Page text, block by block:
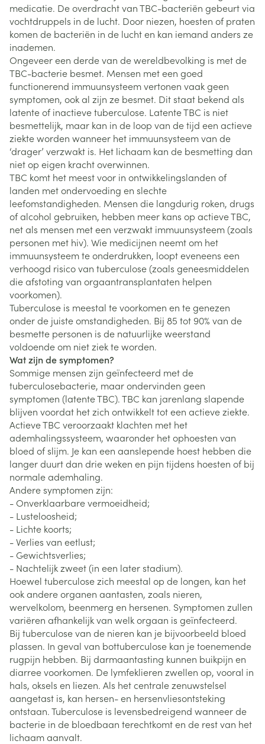
medicatie. De overdracht van TBC-bacteriën gebeurt via
vochtdruppels in de lucht. Door niezen, hoesten of praten
komen de bacteriën in de lucht en kan iemand anders ze
inademen.
Ongeveer een derde van de wereldbevolking is met de
TBC-bacterie besmet. Mensen met een goed
functionerend immuunsysteem vertonen vaak geen
symptomen, ook al zijn ze besmet. Dit staat bekend als
latente of inactieve tuberculose. Latente TBC is niet
besmettelijk, maar kan in de loop van de tijd een actieve
ziekte worden wanneer het immuunsysteem van de
‘drager’ verzwakt is. Het lichaam kan de besmetting dan
niet op eigen kracht overwinnen.
TBC komt het meest voor in ontwikkelingslanden of
landen met ondervoeding en slechte
leefomstandigheden. Mensen die langdurig roken, drugs
of alcohol gebruiken, hebben meer kans op actieve TBC,
net als mensen met een verzwakt immuunsysteem (zoals
personen met hiv). Wie medicijnen neemt om het
immuunsysteem te onderdrukken, loopt eveneens een
verhoogd risico van tuberculose (zoals geneesmiddelen
die afstoting van orgaantransplantaten helpen
voorkomen).
Tuberculose is meestal te voorkomen en te genezen
onder de juiste omstandigheden. Bij 85 tot 90% van de
besmette personen is de natuurlijke weerstand
voldoende om niet ziek te worden.
Wat zijn de symptomen?
Sommige mensen zijn geïnfecteerd met de
tuberculosebacterie, maar ondervinden geen
symptomen (latente TBC). TBC kan jarenlang slapende
blijven voordat het zich ontwikkelt tot een actieve ziekte.
Actieve TBC veroorzaakt klachten met het
ademhalingssysteem, waaronder het ophoesten van
bloed of slijm. Je kan een aanslepende hoest hebben die
langer duurt dan drie weken en pijn tijdens hoesten of bij
normale ademhaling.
Andere symptomen zijn:
- Onverklaarbare vermoeidheid;
- Lusteloosheid;
- Lichte koorts;
- Verlies van eetlust;
- Gewichtsverlies;
- Nachtelijk zweet (in een later stadium).
Hoewel tuberculose zich meestal op de longen, kan het
ook andere organen aantasten, zoals nieren,
wervelkolom, beenmerg en hersenen. Symptomen zullen
variëren afhankelijk van welk orgaan is geïnfecteerd.
Bij tuberculose van de nieren kan je bijvoorbeeld bloed
plassen. In geval van bottuberculose kan je toenemende
rugpijn hebben. Bij darmaantasting kunnen buikpijn en
diarree voorkomen. De lymfeklieren zwellen op, vooral in
hals, oksels en liezen. Als het centrale zenuwstelsel
aangetast is, kan hersen- en hersenvliesontsteking
ontstaan. Tuberculose is levensbedreigend wanneer de
bacterie in de bloedbaan terechtkomt en de rest van het
lichaam aanvalt.